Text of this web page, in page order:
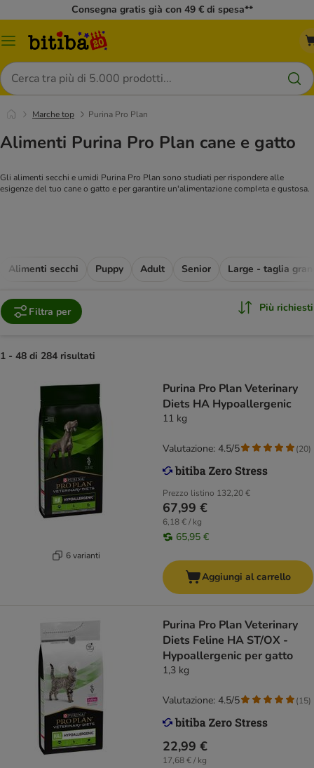
Consegna gratis già con 49 € di spesa**
Overview
Cerca
Marche top Purina Pro Plan
Alimenti Purina Pro Plan cane e gatto
Gli alimenti secchi e umidi Purina Pro Plan sono studiati per rispondere alle
esigenze del tuo cane o gatto e per garantire un'alimentazione completa e gustosa.
Tutta la gamma Purina
Alimenti secchi Puppy Adult Senior Large - taglia
Filtra per Più richiesti
1 - 48 di 284 risultati
6 varianti
Purina Pro Plan Veterinary
Diets HA Hypoallergenic
11 kg
Prezzo listino 132,20 €
67,99 €
6,18 € / kg
65,95 €
Valutazione: 4.5/5 (20)
Aggiungi al carrello
Purina Pro Plan Veterinary
Diets Feline HA ST/OX -
Hypoallergenic per gatto
1,3 kg
22,99 €
17,68 € / kg
Valutazione: 4.5/5 (15)